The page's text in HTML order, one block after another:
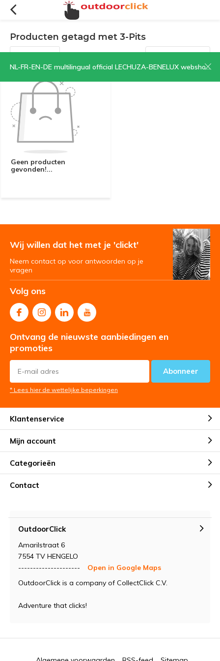
NL-FR-EN-DE multilingual official LECHUZA-BENELUX webshop | CLICK HERE NOW!
Producten getagd met 3-Pits
Filters Sorteren op:
Geen producten
gevonden!...
Wij willen dat het met je 'clickt'
Neem contact op voor antwoorden op je
vragen
Volg ons
Ontvang de nieuwste aanbiedingen en
promoties
Abonneer
* Lees hier de wettelijke beperkingen
Klantenservice
Mijn account
Categorieën
Contact
OutdoorClick
Amarilstraat 6
7554 TV HENGELO
---------------------
Open in Google Maps
OutdoorClick is a company of CollectClick C.V.
Adventure that clicks!